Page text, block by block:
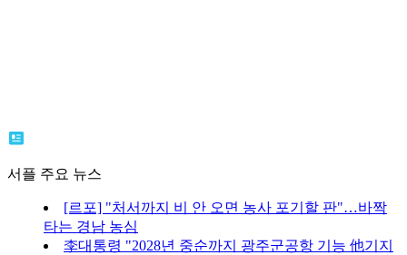
서플 주요 뉴스
[르포] "처서까지 비 안 오면 농사 포기할 판"…바짝
타는 경남 농심
李대통령 "2028년 중순까지 광주군공항 기능 他기지